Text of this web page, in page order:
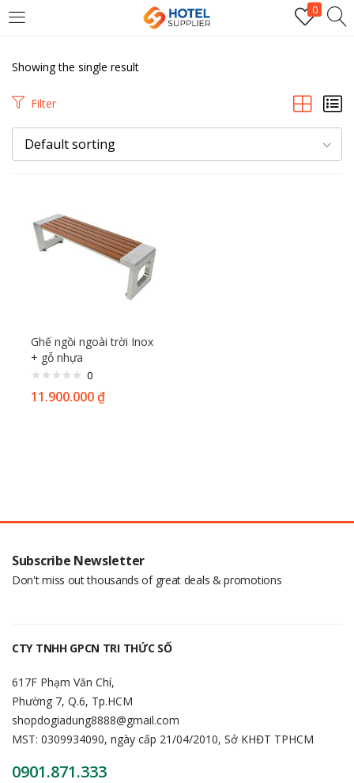
0
Enter your username and password to login.
Remember me
Showing the single result
Filter
Default sorting
Ghế ngồi ngoài trời Inox
+ gỗ nhựa
0
11.900.000₫
Subscribe Newsletter
Don't miss out thousands of great deals & promotions
CTY TNHH GPCN TRI THỨC SỐ
617F Phạm Văn Chí,
Phường 7, Q.6, Tp.HCM
shopdogiadung8888@gmail.com
MST: 0309934090, ngày cấp 21/04/2010, Sở KHĐT TPHCM
0901.871.333